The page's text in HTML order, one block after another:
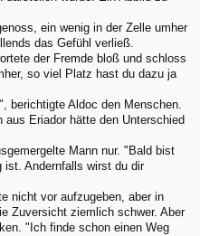
ein wenig in der Zelle umher
das Gefühl verließ.
der Fremde bloß und schloss
so viel Platz hast du dazu ja
berichtigte Aldoc den Menschen.
Eriador hätte den Unterschied
Mann nur. "Bald bist
Andernfalls wirst du dir
nicht vor aufzugeben, aber in
Zuversicht ziemlich schwer. Aber
"Ich finde schon einen Weg